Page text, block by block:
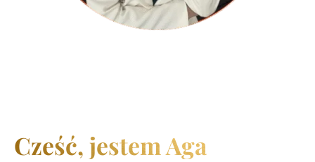
Cześć, jestem Aga